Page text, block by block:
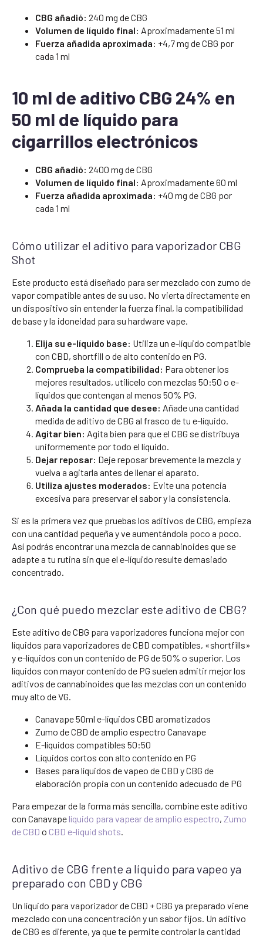
CBG añadió: 240 mg de CBG
Volumen de líquido final: Aproximadamente 51 ml
Fuerza añadida aproximada: +4,7 mg de CBG por
cada 1 ml
10 ml de aditivo CBG 24% en
50 ml de líquido para
cigarrillos electrónicos
CBG añadió: 2400 mg de CBG
Volumen de líquido final: Aproximadamente 60 ml
Fuerza añadida aproximada: +40 mg de CBG por
cada 1 ml
Cómo utilizar el aditivo para vaporizador CBG
Shot
Este producto está diseñado para ser mezclado con zumo de
vapor compatible antes de su uso. No vierta directamente en
un dispositivo sin entender la fuerza final, la compatibilidad
de base y la idoneidad para su hardware vape.
Elija su e-líquido base: Utiliza un e-líquido compatible
con CBD, shortfill o de alto contenido en PG.
Comprueba la compatibilidad: Para obtener los
mejores resultados, utilícelo con mezclas 50:50 o e-
líquidos que contengan al menos 50% PG.
Añada la cantidad que desee: Añade una cantidad
medida de aditivo de CBG al frasco de tu e-líquido.
Agitar bien: Agita bien para que el CBG se distribuya
uniformemente por todo el líquido.
Dejar reposar: Deje reposar brevemente la mezcla y
vuelva a agitarla antes de llenar el aparato.
Utiliza ajustes moderados: Evite una potencia
excesiva para preservar el sabor y la consistencia.
Si es la primera vez que pruebas los aditivos de CBG, empieza
con una cantidad pequeña y ve aumentándola poco a poco.
Así podrás encontrar una mezcla de cannabinoides que se
adapte a tu rutina sin que el e-líquido resulte demasiado
concentrado.
¿Con qué puedo mezclar este aditivo de CBG?
Este aditivo de CBG para vaporizadores funciona mejor con
líquidos para vaporizadores de CBD compatibles, «shortfills»
y e-líquidos con un contenido de PG de 50% o superior. Los
líquidos con mayor contenido de PG suelen admitir mejor los
aditivos de cannabinoides que las mezclas con un contenido
muy alto de VG.
Canavape 50ml e-líquidos CBD aromatizados
Zumo de CBD de amplio espectro Canavape
E-líquidos compatibles 50:50
Líquidos cortos con alto contenido en PG
Bases para líquidos de vapeo de CBD y CBG de
elaboración propia con un contenido adecuado de PG
Para empezar de la forma más sencilla, combine este aditivo
con Canavape líquido para vapear de amplio espectro, Zumo
de CBD o CBD e-liquid shots.
Aditivo de CBG frente a líquido para vapeo ya
preparado con CBD y CBG
Un líquido para vaporizador de CBD + CBG ya preparado viene
mezclado con una concentración y un sabor fijos. Un aditivo
de CBG es diferente, ya que te permite controlar la cantidad